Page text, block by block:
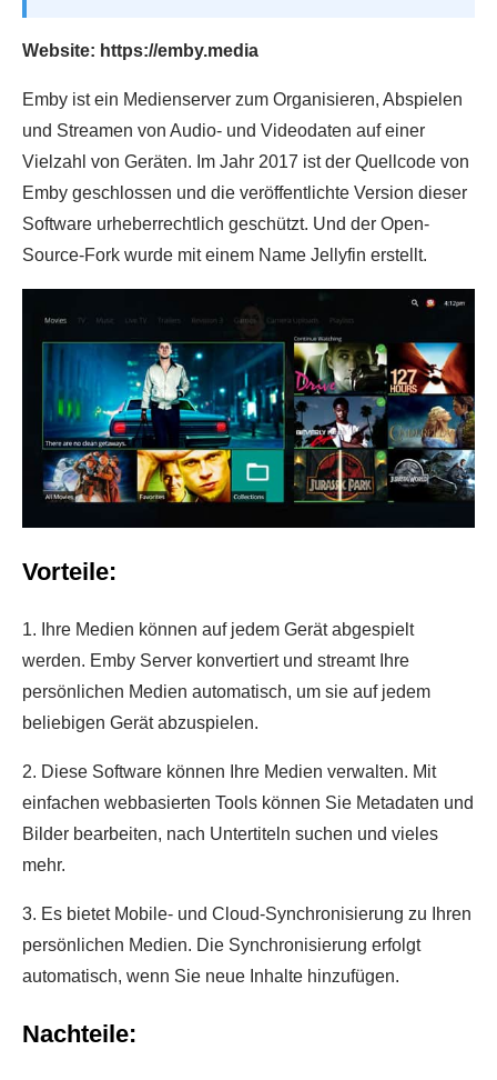
Website: https://emby.media
Emby ist ein Medienserver zum Organisieren, Abspielen
und Streamen von Audio- und Videodaten auf einer
Vielzahl von Geräten. Im Jahr 2017 ist der Quellcode von
Emby geschlossen und die veröffentlichte Version dieser
Software urheberrechtlich geschützt. Und der Open-
Source-Fork wurde mit einem Name Jellyfin erstellt.
Vorteile:
1. Ihre Medien können auf jedem Gerät abgespielt
werden. Emby Server konvertiert und streamt Ihre
persönlichen Medien automatisch, um sie auf jedem
beliebigen Gerät abzuspielen.
2. Diese Software können Ihre Medien verwalten. Mit
einfachen webbasierten Tools können Sie Metadaten und
Bilder bearbeiten, nach Untertiteln suchen und vieles
mehr.
3. Es bietet Mobile- und Cloud-Synchronisierung zu Ihren
persönlichen Medien. Die Synchronisierung erfolgt
automatisch, wenn Sie neue Inhalte hinzufügen.
Nachteile: